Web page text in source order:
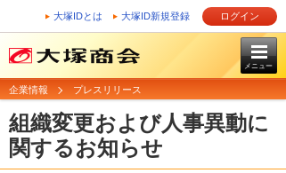
大塚IDとは 大塚ID新規登録 ログイン
メニュー
企業情報 プレスリリース
組織変更および人事異動に
関するお知らせ